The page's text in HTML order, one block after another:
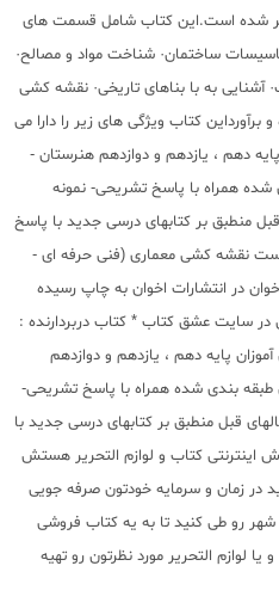
شده است.این کتاب شامل قسمت های
ساختمان· شناخت مواد و مصالح·
آشنایی به با بناهای تاریخی· نقشه کشی
کتاب ویژگی های زیر را دارا می
دهم ، یازدهم و دوازدهم هنرستان -
شده همراه با پاسخ تشریحی- نمونه
منطبق بر کتابهای درسی جدید با پاسخ
نقشه کشی معماری (فنی حرفه ای -
در انتشارات اخوان به چاپ رسیده
سایت عشق کتاب * کتاب دربردارنده :
پایه دهم ، یازدهم و دوازدهم
طبقه بندی شده همراه با پاسخ تشریحی-
قبل منطبق بر کتابهای درسی جدید با
کتاب و لوازم التحریر هستش
در زمان و سرمایه خودتون صرفه جویی
رو طی کنید تا به یه کتاب فروشی
لوازم التحریر مورد نظرتون رو تهیه